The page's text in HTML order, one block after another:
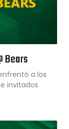
Bears
a los
invitados